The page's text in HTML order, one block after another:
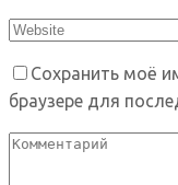
Сохранить моё
браузере для